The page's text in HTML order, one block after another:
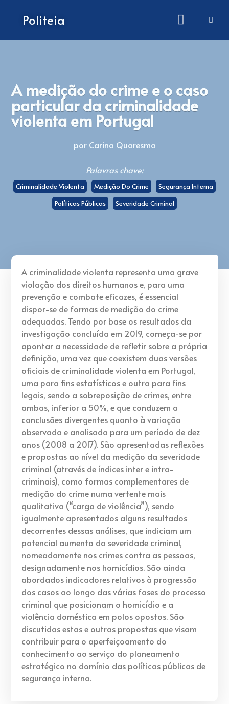
Politeia
A medição do crime e o caso
particular da criminalidade
violenta em Portugal
por Carina Quaresma
Palavras chave:
Criminalidade Violenta Medição Do Crime
Segurança Interna
Políticas Públicas
Severidade Criminal
A criminalidade violenta representa uma grave
violação dos direitos humanos e, para uma
prevenção e combate eficazes, é essencial
dispor-se de formas de medição do crime
adequadas. Tendo por base os resultados da
investigação concluída em 2019, começa-se por
apontar a necessidade de refletir sobre a própria
definição, uma vez que coexistem duas versões
oficiais de criminalidade violenta em Portugal,
uma para fins estatísticos e outra para fins
legais, sendo a sobreposição de crimes, entre
ambas, inferior a 50%, e que conduzem a
conclusões divergentes quanto à variação
observada e analisada para um período de dez
anos (2008 a 2017). São apresentadas reflexões
e propostas ao nível da medição da severidade
criminal (através de índices inter e intra-
criminais), como formas complementares de
medição do crime numa vertente mais
qualitativa (“carga de violência”), sendo
igualmente apresentados alguns resultados
decorrentes dessas análises, que indiciam um
potencial aumento da severidade criminal,
nomeadamente nos crimes contra as pessoas,
designadamente nos homicídios. São ainda
abordados indicadores relativos à progressão
dos casos ao longo das várias fases do processo
criminal que posicionam o homicídio e a
violência doméstica em polos opostos. São
discutidas estas e outras propostas que visam
contribuir para o aperfeiçoamento do
conhecimento ao serviço do planeamento
estratégico no domínio das políticas públicas de
segurança interna.